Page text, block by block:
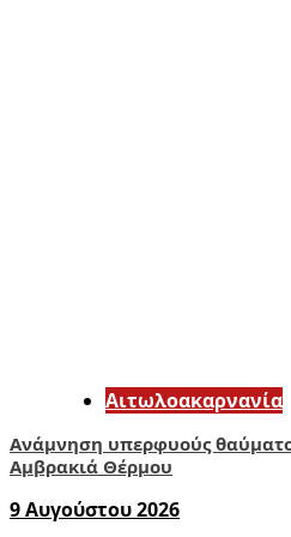
Αιτωλοακαρνανία
Ανάμνηση υπερφυούς
Αμβρακιά Θέρμου
9 Αυγούστου 2026